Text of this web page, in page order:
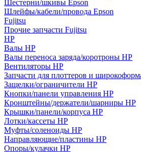
Шестерни/шкивы Epson
Шлейфы/кабели/провода Epson
Fujitsu
Прочие запчасти Fujitsu
HP
Валы HP
Валы переноса заряда/коротроны HP
Вентиляторы HP
Запчасти для плоттеров и
Защелки/ограничители HP
Кнопки/панели управления HP
Кронштейны/держатели/шарниры HP
Крышки/панели/корпуса HP
Лотки/кассеты HP
Муфты/соленоиды HP
Направляющие/пластины HP
Опоры/кулачки HP